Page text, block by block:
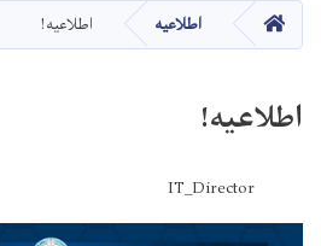
main
content
صفحه اصلیاطلاعیه اطلاعیه!
اطلاعیه!
IT_Director